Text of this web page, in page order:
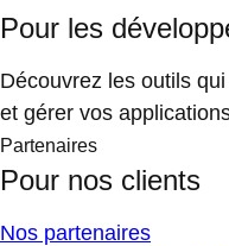
Pour les
Découvrez les outils
et gérer vos
Partenaires
Pour nos clients
Nos partenaires